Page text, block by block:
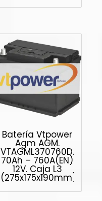
Batería Vtpower
Agm AGM.
VTAGML370760D.
70Ah – 760A(EN)
12V. Caja L3
(275x175x190mm)